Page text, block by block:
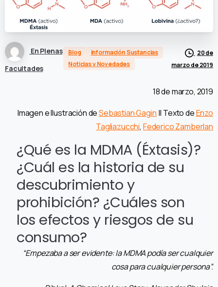
En Plenas
Facultades
Blog
Información Sustancias
Noticias y Novedades
20 de
marzo de 2019
18 de marzo, 2019
Imagen e Ilustración deSebastian Gagin || Texto deEnzo
Tagliazucchi, Federico Zamberlan
¿Qué es la MDMA (Éxtasis)?
¿Cuál es la historia de su
descubrimiento y
prohibición? ¿Cuáles son
los efectos y riesgos de su
consumo?
“Empezaba a ser evidente: la MDMA podía ser cualquier
cosa para cualquier persona”.